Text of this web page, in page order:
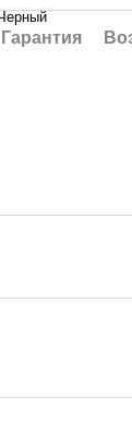
Гарантия